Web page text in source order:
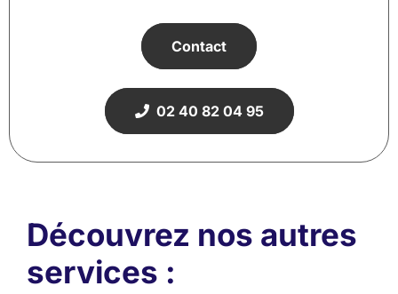
Contact
02 40 82 04 95
Découvrez nos autres
services :